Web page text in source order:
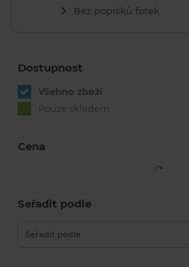
Bez popisků fotek
Dostupnost
Všehno zboží
Pouze skladem
Cena
Seřadit podle
Seřadit podle